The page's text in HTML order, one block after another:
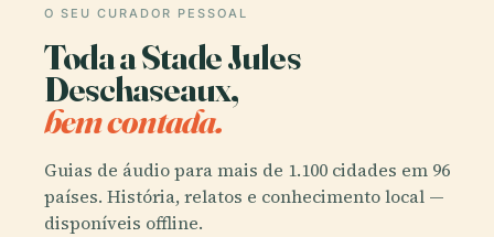
O SEU CURADOR PESSOAL
Toda a Stade Jules
Deschaseaux,
bem contada.
Guias de áudio para mais de 1.100 cidades em 96
países. História, relatos e conhecimento local —
disponíveis offline.